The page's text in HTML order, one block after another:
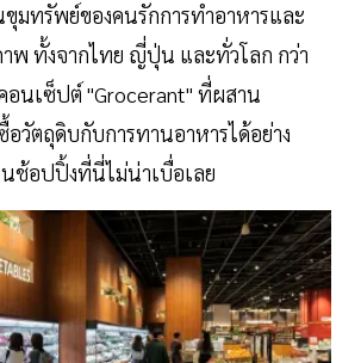
มทรัพย์ของคนรักการทำอาหารและ
พ ทั้งจากไทย ญี่ปุ่น และทั่วโลก กว่า
อนเซ็ปต์ "Grocerant" ที่ผสาน
วัตถุดิบกับการทานอาหารได้อย่าง
นช้อปปิ้งที่นี่ไม่น่าเบื่อเลย